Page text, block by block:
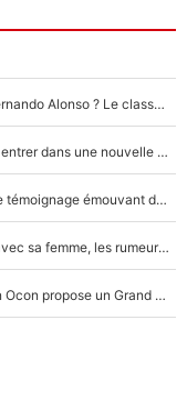
Max Verstappen, Lewis Hamilton… et bientôt Fernando Alonso ? Le classement des pilotes les mieux payés en Formule 1 risque de changer !
F1 - Alpine signe un accord «impensable» et va entrer dans une nouvelle dimension : Grande nouvelle pour Pierre Gasly !
F1 : « Je lui ai fait un câlin, puis j’ai dû partir...», le témoignage émouvant de Max Verstappen sur sa fille
F1 : Charles Leclerc surpris par les paparazzis avec sa femme, les rumeurs étaient vraies !
Comme pour le final du Tour de France, Esteban Ocon propose un Grand Prix de Formule 1 à Paris : «Autour de l’Arc de Triomphe, ce serait génial» !